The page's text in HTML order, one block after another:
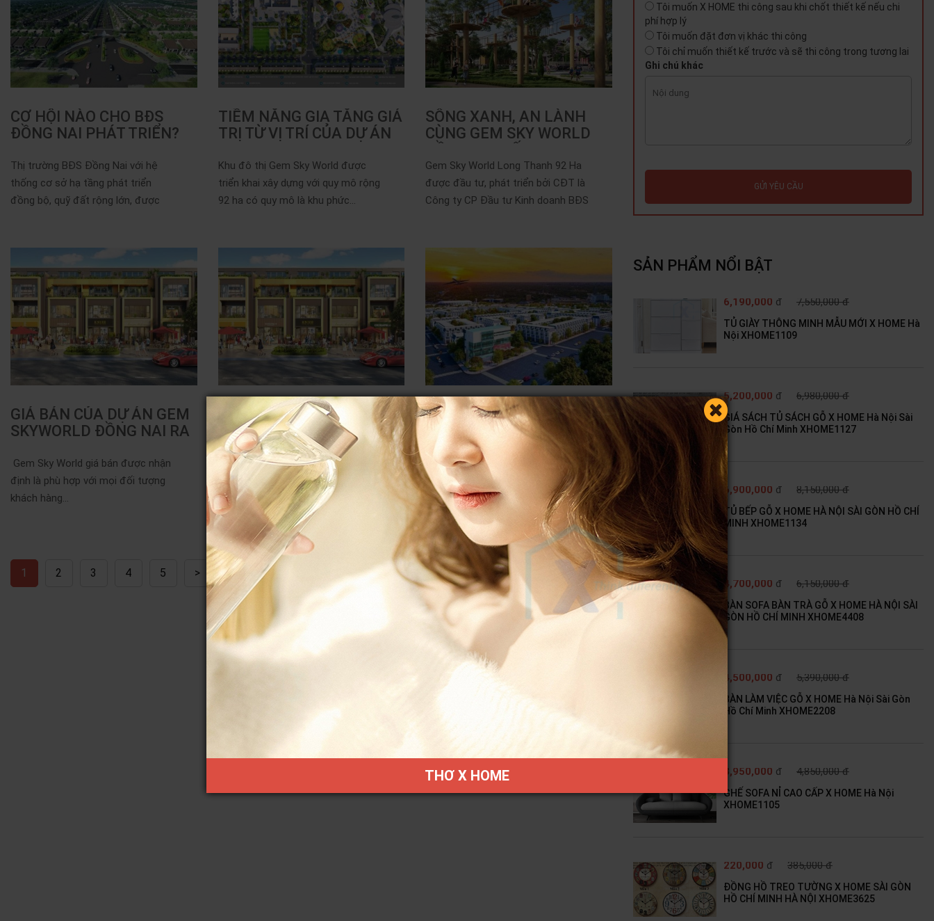
CƠ HỘI NÀO CHO BĐS
ĐỒNG NAI PHÁT TRIỂN?
Thị trường BĐS Đồng Nai với hệ
thống cơ sở hạ tầng phát triển
đồng bộ, quỹ đất rộng lớn, được
TIỀM NĂNG GIA TĂNG GIÁ
TRỊ TỪ VỊ TRÍ CỦA DỰ ÁN
Khu đô thị Gem Sky World được
triển khai xây dựng với quy mô rộng
92 ha có quy mô là khu phức...
SỐNG XANH, AN LÀNH
CÙNG GEM SKY WORLD
Gem Sky World Long Thanh 92 Ha
được đầu tư, phát triển bởi CĐT là
Công ty CP Đầu tư Kinh doanh BĐS
GIÁ BÁN CỦA DỰ ÁN GEM
SKYWORLD ĐỒNG NAI RA
Gem Sky World giá bán được nhận
định là phù hợp với mọi đối tượng
khách hàng...
SỰ ĐA DẠNG LOẠI HÌNH
SẢN PHẨM CỦA DỰ ÁN
GEM SKY WORLD
Dự án Đất Xanh Long Thành có quy
mô diện tích rộng tới 92 ha tọa lạc
ngay vị trí...
LỢI THẾ CỦA GEM SKY
WORLD MANG LẠI CHO
KHÁCH HÀNG
Gem sky world mở bán với hàng
loạt những lợi thế hội tụ đã đem lại
cho khách hàng và...
1 2 3 4 5 >
Tôi muốn X HOME thi công sau khi chốt thiết kế nếu chi
phí hợp lý
Tôi muốn đặt đơn vị khác thi công
Tôi chỉ muốn thiết kế trước và sẽ thi công trong tương lai
Ghi chú khác
GỬI YÊU CẦU
SẢN PHẨM NỔI BẬT
6,190,000 đ 7,550,000 đ
TỦ GIÀY THÔNG MINH MẪU MỚI X HOME Hà
Nội XHOME1109
5,200,000 đ 6,980,000 đ
GIÁ SÁCH TỦ SÁCH GỖ X HOME Hà Nội Sài
Gòn Hồ Chí Minh XHOME1127
6,900,000 đ 8,150,000 đ
TỦ BẾP GỖ X HOME HÀ NỘI SÀI GÒN HỒ CHÍ
MINH XHOME1134
4,700,000 đ 6,150,000 đ
BÀN SOFA BÀN TRÀ GỖ X HOME HÀ NỘI SÀI
GÒN HỒ CHÍ MINH XHOME4408
4,500,000 đ 5,390,000 đ
BÀN LÀM VIỆC GỖ X HOME Hà Nội Sài Gòn
Hồ Chí Minh XHOME2208
3,950,000 đ 4,850,000 đ
GHẾ SOFA NỈ CAO CẤP X HOME Hà Nội
XHOME1105
220,000 đ 385,000 đ
ĐỒNG HỒ TREO TƯỜNG X HOME SÀI GÒN
HỒ CHÍ MINH HÀ NỘI XHOME3625
THƠ X HOME